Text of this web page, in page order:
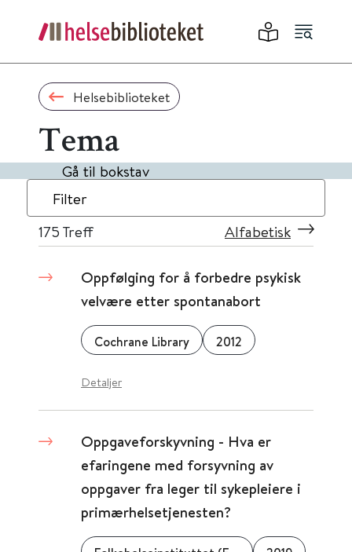
Helsebiblioteket
Tema
Gå til bokstav
Filter
175 Treff Alfabetisk
Oppfølging for å forbedre psykisk
velvære etter spontanabort
Cochrane Library 2012
Detaljer
Oppgaveforskyvning - Hva er
efaringene med forsyvning av
oppgaver fra leger til sykepleiere i
primærhelsetjenesten?